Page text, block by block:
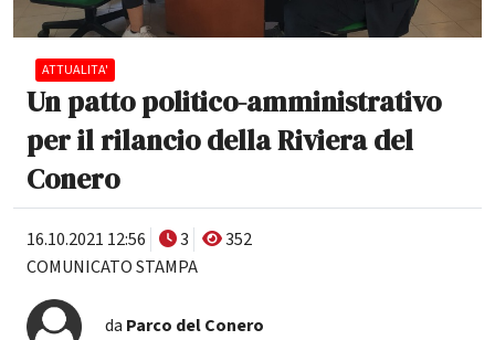
ATTUALITA'
Un patto politico-amministrativo
per il rilancio della Riviera del
Conero
16.10.2021 12:56 3
352
COMUNICATO STAMPA
da Parco del Conero